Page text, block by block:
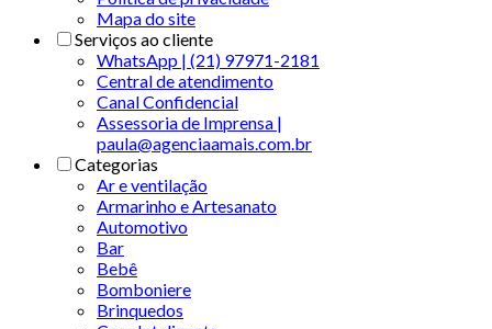
Mapa do site
Serviços ao cliente
WhatsApp | (21) 97971-2181
Central de atendimento
Canal Confidencial
Assessoria de Imprensa |
paula@agenciaamais.com.br
Categorias
Ar e ventilação
Armarinho e Artesanato
Automotivo
Bar
Bebê
Bomboniere
Brinquedos